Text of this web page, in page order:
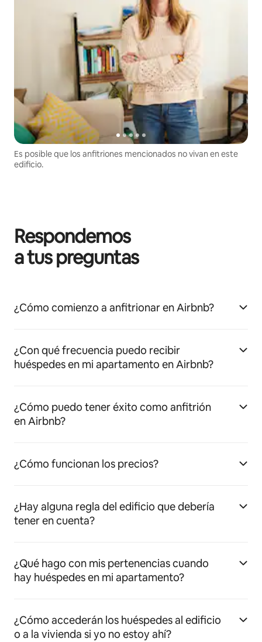
Es posible que los anfitriones mencionados no vivan en este
edificio.
Respondemos
a tus preguntas
¿Cómo comienzo a anfitrionar en Airbnb?
¿Con qué frecuencia puedo recibir
huéspedes en mi apartamento en Airbnb?
¿Cómo puedo tener éxito como anfitrión
en Airbnb?
¿Cómo funcionan los precios?
¿Hay alguna regla del edificio que debería
tener en cuenta?
¿Qué hago con mis pertenencias cuando
hay huéspedes en mi apartamento?
¿Cómo accederán los huéspedes al edificio
o a la vivienda si yo no estoy ahí?